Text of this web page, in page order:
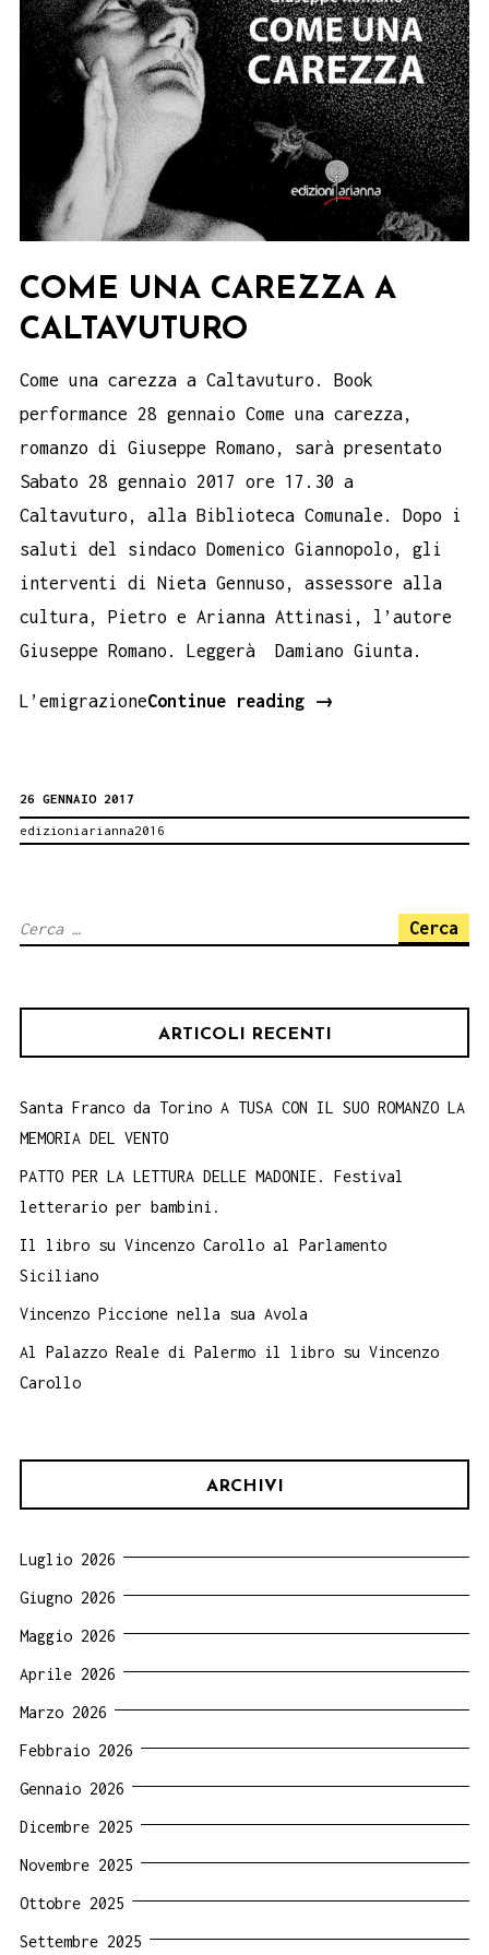
COME UNA CAREZZA A
CALTAVUTURO
Come una carezza a Caltavuturo. Book
performance 28 gennaio Come una carezza,
romanzo di Giuseppe Romano, sarà presentato
Sabato 28 gennaio 2017 ore 17.30 a
Caltavuturo, alla Biblioteca Comunale. Dopo i
saluti del sindaco Domenico Giannopolo, gli
interventi di Nieta Gennuso, assessore alla
cultura, Pietro e Arianna Attinasi, l’autore
Giuseppe Romano. Leggerà Damiano Giunta.
L’emigrazioneContinue reading
Come
→
26 GENNAIO 2017
edizioniarianna2016
Ricerca
ARTICOLI RECENTI
Santa Franco da Torino A TUSA CON IL SUO ROMANZO LA
MEMORIA DEL VENTO
PATTO PER LA LETTURA DELLE MADONIE. Festival
letterario per bambini.
Il libro su Vincenzo Carollo al Parlamento
Siciliano
Vincenzo Piccione nella sua Avola
Al Palazzo Reale di Palermo il libro su Vincenzo
Carollo
ARCHIVI
Luglio 2026
Giugno 2026
Maggio 2026
Aprile 2026
Marzo 2026
Febbraio 2026
Gennaio 2026
Dicembre 2025
Novembre 2025
Ottobre 2025
Settembre 2025